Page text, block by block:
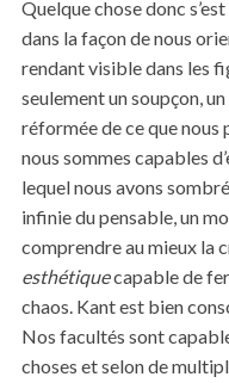
Quelque chose donc
dans la façon de nous
rendant visible dans les
seulement un soupçon,
réformée de ce que nous
nous sommes capables
lequel nous avons
infinie du pensable, un
comprendre au mieux la
esthétiquecapable de
chaos. Kant est bien
Nos facultés sont
choses et selon de